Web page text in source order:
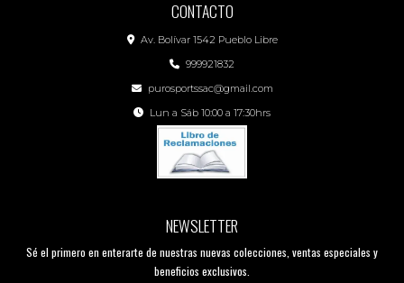
CONTACTO
Av. Bolívar 1542 Pueblo Libre
999921832
purosportssac@gmail.com
Lun a Sáb 10:00 a 17:30hrs
NEWSLETTER
Sé el primero en enterarte de nuestras nuevas colecciones, ventas especiales y
beneficios exclusivos.